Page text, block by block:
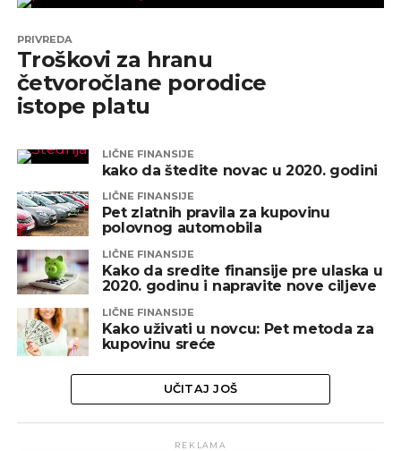
PRIVREDA
Troškovi za hranu
četvoročlane porodice
istope platu
LIČNE FINANSIJE
kako da štedite novac u 2020. godini
LIČNE FINANSIJE
Pet zlatnih pravila za kupovinu
polovnog automobila
LIČNE FINANSIJE
Kako da sredite finansije pre ulaska u
2020. godinu i napravite nove ciljeve
LIČNE FINANSIJE
Kako uživati u novcu: Pet metoda za
kupovinu sreće
UČITAJ JOŠ
REKLAMA